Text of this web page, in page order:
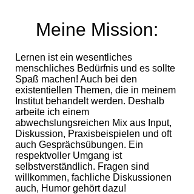
Meine Mission:
Lernen ist ein wesentliches
menschliches Bedürfnis und es sollte
Spaß machen! Auch bei den
existentiellen Themen, die in meinem
Institut behandelt werden. Deshalb
arbeite ich einem
abwechslungsreichen Mix aus Input,
Diskussion, Praxisbeispielen und oft
auch Gesprächsübungen. Ein
respektvoller Umgang ist
selbstverständlich. Fragen sind
willkommen, fachliche Diskussionen
auch, Humor gehört dazu!